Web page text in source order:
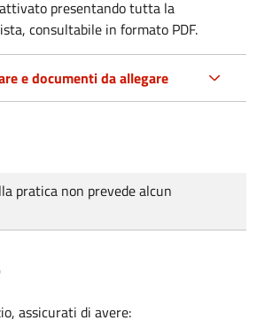
presentando tutta la
consultabile in formato PDF.
e documenti da allegare
pratica non prevede alcun
assicurati di avere: